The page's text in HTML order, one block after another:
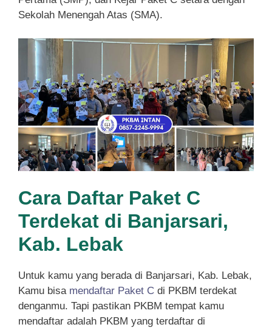
Sekolah Menengah Atas (SMA).
Cara Daftar Paket C
Terdekat di Banjarsari,
Kab. Lebak
Untuk kamu yang berada di Banjarsari, Kab. Lebak,
Kamu bisa mendaftar Paket C di PKBM terdekat
denganmu. Tapi pastikan PKBM tempat kamu
mendaftar adalah PKBM yang terdaftar di